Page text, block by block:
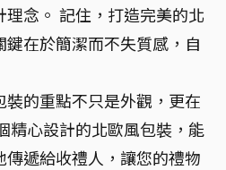
念。 記住，打造完美的北
在於簡潔而不失質感，自
的重點不只是外觀，更在
精心設計的北歐風包裝，能
遞給收禮人，讓您的禮物